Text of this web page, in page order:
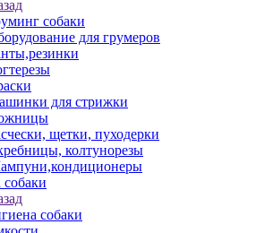
собаки
для грумеров
для стрижки
щетки, пуходерки
колтунорезы
собаки
собаки